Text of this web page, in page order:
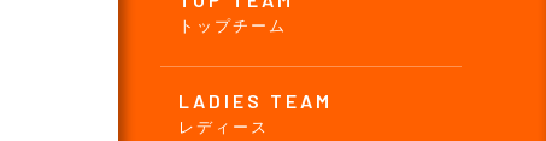
トップチーム
LADIES TEAM
レディース